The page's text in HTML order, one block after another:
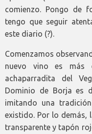
comienzo. Pongo de
tengo que seguir
este diario (?).
Comenzamos
nuevo vino es más
achaparradita del
Dominio de Borja es
imitando una
existido. Por lo demás,
transparente y tapón